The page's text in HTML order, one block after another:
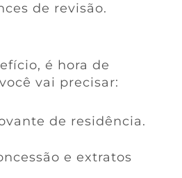
de revisão.
é hora de
vai precisar:
de residência.
e extratos